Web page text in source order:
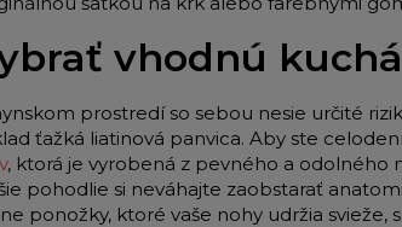
vhodnú
prostredí so sebou nesie určité
ťažká liatinová panvica. Aby ste
, ktorá je vyrobená z pevného a odolného
pohodlie si neváhajte zaobstarať
ponožky, ktoré vaše nohy udržia svieže,